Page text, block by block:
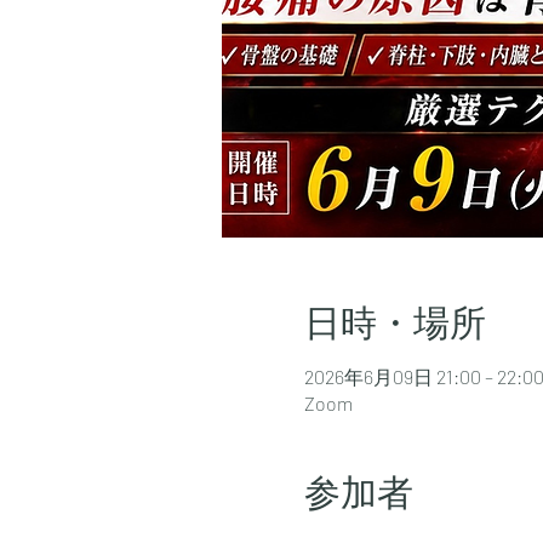
日時・場所
2026年6月09日 21:00 – 22:00
Zoom
参加者